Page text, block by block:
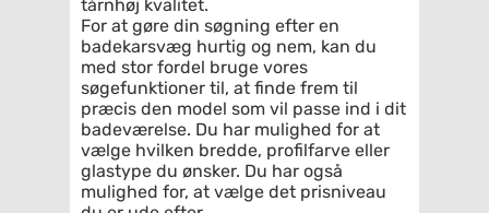
tårnhøj kvalitet.
For at gøre din søgning efter en
badekarsvæg hurtig og nem, kan du
med stor fordel bruge vores
søgefunktioner til, at finde frem til
præcis den model som vil passe ind i dit
badeværelse. Du har mulighed for at
vælge hvilken bredde, profilfarve eller
glastype du ønsker. Du har også
mulighed for, at vælge det prisniveau